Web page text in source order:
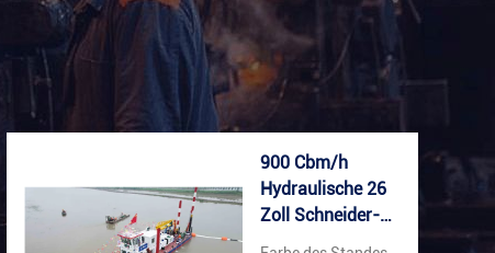
900 Cbm/h
Hydraulische 26
Zoll Schneider-
Saugbagger für